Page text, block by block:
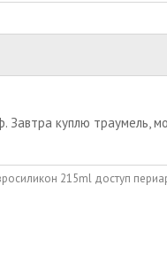
Завтра куплю траумель,
215ml доступ